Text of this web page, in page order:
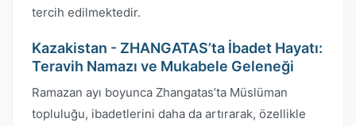
tercih edilmektedir.
Kazakistan - ZHANGATAS’ta İbadet Hayatı:
Teravih Namazı ve Mukabele Geleneği
Ramazan ayı boyunca Zhangatas’ta Müslüman
topluluğu, ibadetlerini daha da artırarak, özellikle